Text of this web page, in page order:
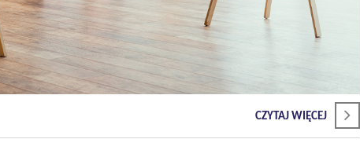
CZYTAJ WIĘCEJ